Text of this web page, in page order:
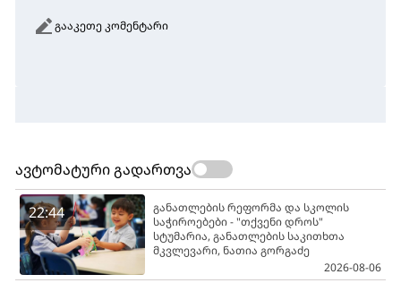
გააკეთე კომენტარი
ავტომატური გადართვა
22:44
განათლების რეფორმა და სკოლის
საჭიროებები - "თქვენი დროს"
სტუმარია, განათლების საკითხთა
მკვლევარი, ნათია გორგაძე
2026-08-06